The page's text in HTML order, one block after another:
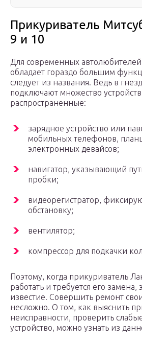
Прикуриватель
9 и 10
Для современных автолюбителей
обладает гораздо большим
следует из названия. Ведь в
подключают множество
распространенные:
зарядное устройство или
мобильных телефонов,
электронных девайсов;
навигатор, указывающий
пробки;
видеорегистратор,
обстановку;
вентилятор;
компрессор для подкачки
Поэтому, когда прикуриватель
работать и требуется его замена,
известие. Совершить ремонт
несложно. О том, как выяснить
неисправности, проверить
устройство, можно узнать из